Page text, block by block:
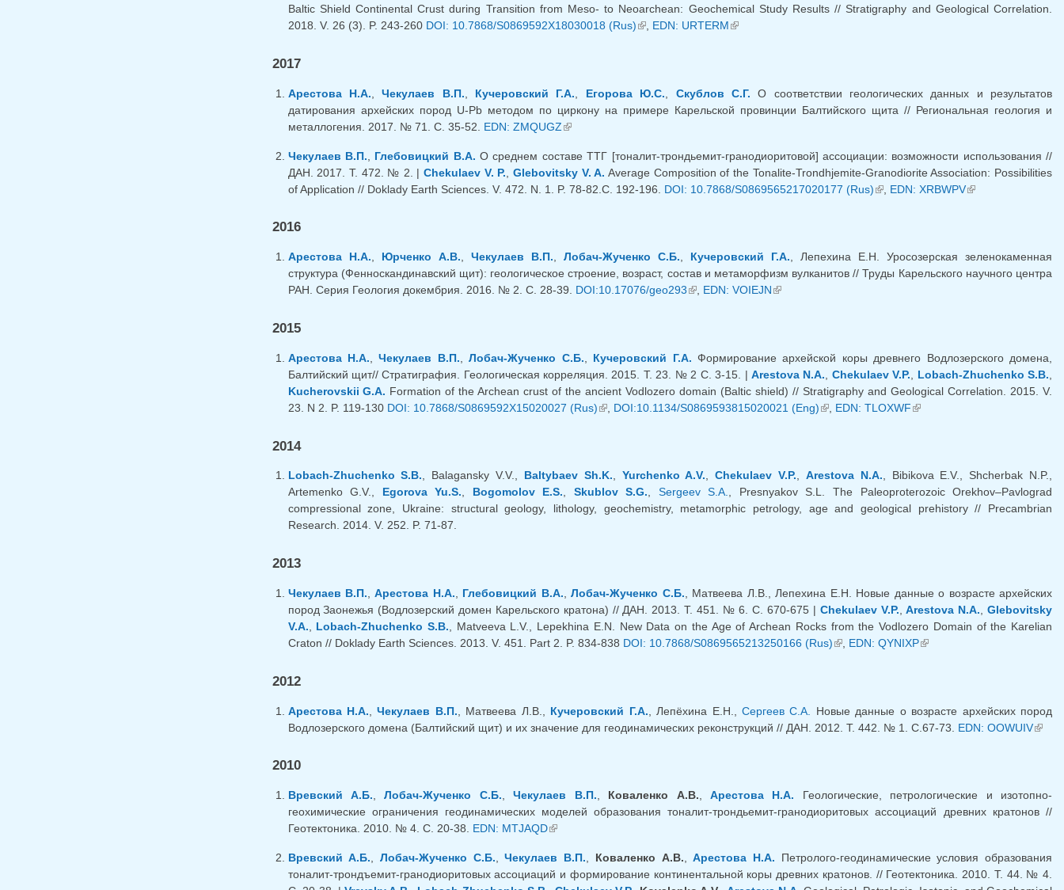
Baltic Shield Continental Crust during Transition from Meso- to Neoarchean: Geochemical Study Results // Stratigraphy and Geological Correlation.
2018. V. 26 (3). P. 243-260 DOI: 10.7868/S0869592X18030018 (Rus)(link is external)
, EDN: URTERM(link is external)
2017
Арестова Н.А. ,Чекулаев В.П. Кучеровский Г.А. Егорова Ю.С. Скублов С.Г. О соответствии геологических данных и результатов
датирования архейских пород U-Pb методом по циркону на примере Карельской провинции Балтийского щита // Региональная геология и
металлогения. 2017. № 71. С. 35-52. EDN: ZMQUGZ(link is external)
Чекулаев В.П. Глебовицкий В.А. О среднем составе ТТГ [тоналит-трондьемит-гранодиоритовой] ассоциации: возможности использования //
ДАН. 2017. Т. 472. № 2. | Chekulaev V. P. Glebovitsky V. A. Average Composition of the Tonalite-Trondhjemite-Granodiorite Association: Possibilities
of Application // Doklady Earth Sciences. V. 472. N. 1. P. 78-82.С. 192-196. DOI: 10.7868/S0869565217020177 (Rus)(link is external)
, EDN: XRBWPV(link is external)
2016
Арестова Н.А., Юрченко А.В., Чекулаев В.П., Лобач-Жученко С.Б., Кучеровский Г.А., Лепехина Е.Н. Уросозерская зеленокаменная
структура (Фенноскандинавский щит): геологическое строение, возраст, состав и метаморфизм вулканитов // Труды Карельского научного центра
РАН. Серия Геология докембрия. 2016. № 2. С. 28-39. DOI:10.17076/geo293(link is external)
, EDN: VOIEJN(link is external)
2015
Арестова Н.А. ,Чекулаев В.П. ,Лобач-Жученко С.Б. Кучеровский Г.А. Формирование архейской коры древнего Водлозерского домена,
Балтийский щит// Стратиграфия. Геологическая корреляция. 2015. Т. 23. № 2 С. 3-15. |Arestova N.A. Chekulaev V.P. Lobach-Zhuchenko S.B.
Kucherovskii G.A. Formation of the Archean crust of the ancient Vodlozero domain (Baltic shield) // Stratigraphy and Geological Correlation. 2015. V.
23. N 2. P. 119-130 DOI: 10.7868/S0869592X15020027 (Rus)(link is external)
, DOI:10.1134/S0869593815020021 (Eng)(link is external)
, EDN: TLOXWF(link is external)
2014
Lobach-Zhuchenko S.B., Balagansky V.V., Baltybaev Sh.K., Yurchenko A.V.,Chekulaev V.P., Arestova N.A., Bibikova E.V., Shcherbak N.P.,
Artemenko G.V., Egorova Yu.S., Bogomolov E.S., Skublov S.G., Sergeev S.A., Presnyakov S.L. The Paleoproterozoic Orekhov–Pavlograd
compressional zone, Ukraine: structural geology, lithology, geochemistry, metamorphic petrology, age and geological prehistory // Precambrian
Research. 2014. V. 252. P. 71-87.
2013
Чекулаев В.П. ,Арестова Н.А. Глебовицкий В.А. ,Лобач-Жученко С.Б. , Матвеева Л.В., Лепехина Е.Н. Новые данные о возрасте архейских
пород Заонежья (Водлозерский домен Карельского кратона) // ДАН. 2013. Т. 451. № 6. С. 670-675 | Chekulaev V.P. ,Arestova N.A. ,Glebovitsky
V.A.
Lobach-Zhuchenko S.B. , Matveeva L.V., Lepekhina E.N. New Data on the Age of Archean Rocks from the Vodlozero Domain of the Karelian
Craton // Doklady Earth Sciences. 2013. V. 451. Part 2. P. 834-838 DOI: 10.7868/S0869565213250166 (Rus)(link is external)
, EDN: QYNIXP(link is external)
2012
Арестова Н.А. ,Чекулаев В.П. , Матвеева Л.В., Кучеровский Г.А. , Лепёхина Е.Н., Сергеев С.А.
Новые данные о возрасте архейских пород
Водлозерского домена (Балтийский щит) и их значение для геодинамических реконструкций // ДАН. 2012. Т. 442. № 1. С.67-73. EDN: OOWUIV(link
2010
Вревский А.Б. ,Лобач-Жученко С.Б. ,Чекулаев В.П. Коваленко А.В. Арестова Н.А. Геологические, петрологические и изотопно-
геохимические ограничения геодинамических моделей образования тоналит-трондьемит-гранодиоритовых ассоциаций древних кратонов //
Геотектоника. 2010. № 4. С. 20-38. EDN: MTJAQD(link is external)
Вревский А.Б. Лобач-Жученко С.Б. ,Чекулаев В.П. Коваленко А.В. ,Арестова Н.А. Петролого-геодинамические условия образования
тоналит-трондъемит-гранодиоритовых ассоциаций и формирование континентальной коры древних кратонов. // Геотектоника. 2010. Т. 44. № 4.